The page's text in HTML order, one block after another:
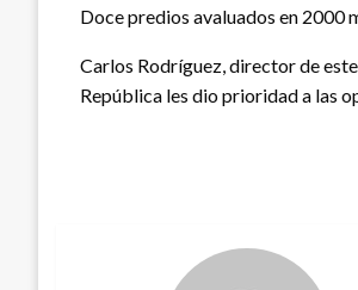
Doce predios avaluados en 2000
Carlos Rodríguez, director de
República les dio prioridad a las